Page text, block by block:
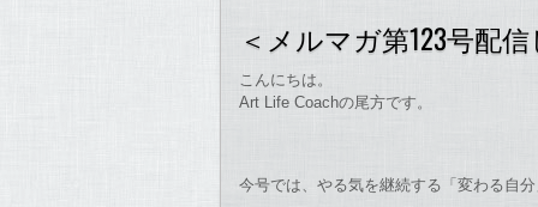
＜メルマガ第123号配
こんにちは。
Art Life Coachの尾方です。
今号では、やる気を継続する「変わる自